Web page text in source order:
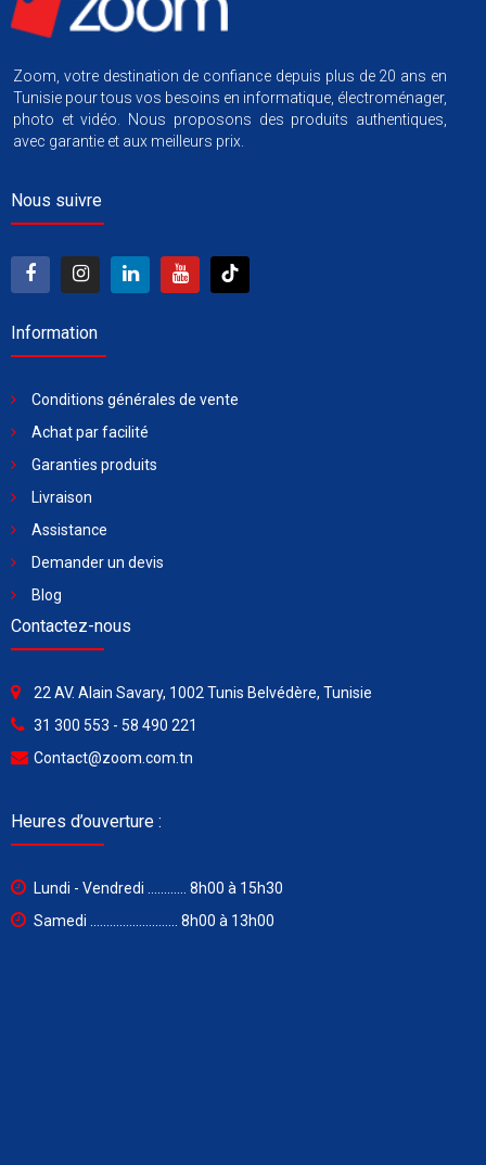
Zoom, votre destination de confiance depuis plus de 20 ans en
Tunisie pour tous vos besoins en informatique, électroménager,
photo et vidéo. Nous proposons des produits authentiques,
avec garantie et aux meilleurs prix.
Nous suivre
Information
Conditions générales de vente
Achat par facilité
Garanties produits
Livraison
Assistance
Demander un devis
Blog
Contactez-nous
22 AV. Alain Savary, 1002 Tunis Belvédère, Tunisie
31 300 553 - 58 490 221
Contact@zoom.com.tn
Heures d’ouverture :
Lundi - Vendredi ............ 8h00 à 15h30
Samedi ........................... 8h00 à 13h00